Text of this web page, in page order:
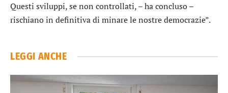
Questi sviluppi, se non controllati, – ha concluso –
rischiano in definitiva di minare le nostre democrazie”.
LEGGI ANCHE